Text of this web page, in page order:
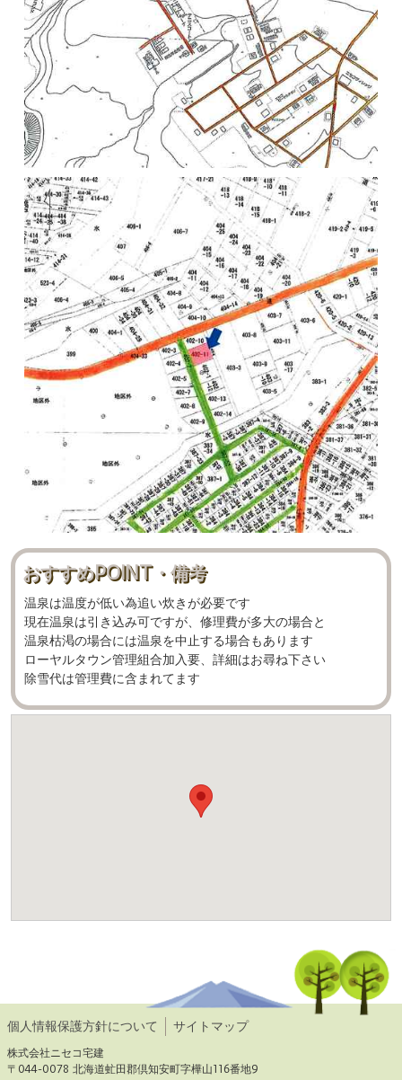
おすすめPOINT・備考
温泉は温度が低い為追い炊きが必要です
現在温泉は引き込み可ですが、修理費が多大の場合と
温泉枯渇の場合には温泉を中止する場合もあります
ローヤルタウン管理組合加入要、詳細はお尋ね下さい
除雪代は管理費に含まれてます
個人情報保護方針について サイトマップ
株式会社ニセコ宅建
〒044-0078 北海道虻田郡倶知安町字樺山116番地9